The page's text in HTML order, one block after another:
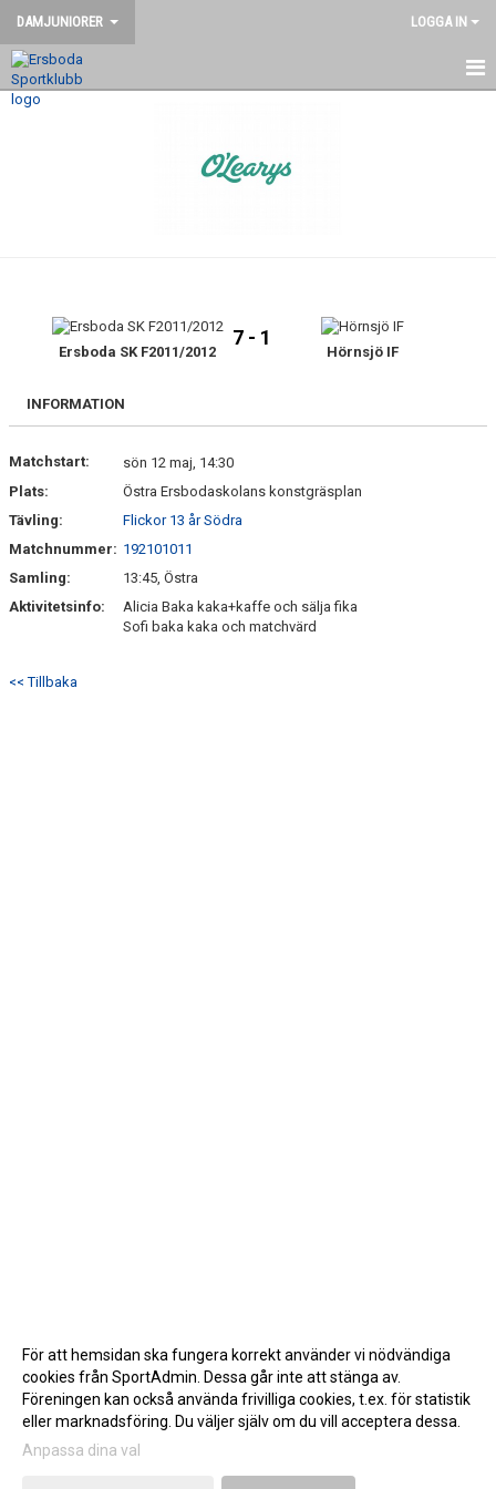
DAMJUNIORER LOGGA IN
HEM
KONTAKTErsboda SK F2011/2012
7 - 1
Hörnsjö IF
INFORMATION
Matchstart:
sön 12 maj, 14:30
Plats:
Östra Ersbodaskolans konstgräsplan
Tävling:
Flickor 13 år Södra
Matchnummer: 192101011
Samling:
13:45, Östra
Aktivitetsinfo:
Alicia Baka kaka+kaffe och sälja fika
Sofi baka kaka och matchvärd
<< Tillbaka
Gå till Webbversion
För att hemsidan ska fungera korrekt använder vi nödvändiga
cookies från SportAdmin. Dessa går inte att stänga av.
Föreningen kan också använda frivilliga cookies, t.ex. för statistik
eller marknadsföring. Du väljer själv om du vill acceptera dessa.
Anpassa dina val